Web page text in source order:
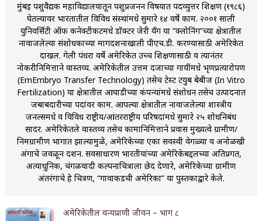
चमकदार चांदी
आदिवासींचा डॉक्टर, समाजसेवेचा ध्यास : डॉ. राहुल
जोशी
डेंग्यू: ताप उतरला म्हणजे धोका टळला असे नाही!
४ जुलै – इतिहासात घडलेल्या महत्त्वाच्या घटना
सुवर्ण – झळाळी
‘अर्थ’पूर्ण हास्य
अष्टपैलू : खंडू रांगणेकर
अपूर्ण कथा
मुंबई पशुवैद्यक महाविद्यालयातून पशुप्रजनन विषयात पदव्युत्तर शिक्षण (१९८६)
घेतल्यावर भारतातील विविध संस्थांमधे सुमारे १४ वर्षे काम. २००१ साली
युनिवर्सिटी ऑफ कनेक्टीकटमधे डॉक्टर जेरी यॅंग या “क्लोनिंग”च्या क्षेत्रातील
नावाजलेल्या संशोधकाच्या मार्गदर्शनाखाली पीएच.डी. करण्यासाठी अमेरिकेत
दाखल. गेली पंधरा वर्षे अमेरिकेत उच्च शिक्षणासाठी व त्यानंतर
नोकरीनिमित्ताने वास्तव्य. अमेरिकेतील उत्तम दर्जाच्या गायींमधे भृणप्रत्यारोपण
(EmEmbryo Transfer Technology) तसेच टेस्ट टयुब बेबीज (In Vitro
Fertilization) या क्षेत्रातील आघाडीच्या कंपन्यांमधे संशोधन तसेच उत्पादनात
जबाबदारीच्या पदांवर काम. आपल्या क्षेत्रातील नावाजलेल्या शास्त्रीय
जर्नल्समधे व विविध राष्ट्रीय/आंतरराष्ट्रीय परिषदांमधे सुमारे २५ शोधनिबंध
सादर. अमेरिकेतले वास्तव्य तसेच कामानिमित्ताने प्रवास मुख्यत्वे ग्रामीण/
निमग्रामीण भागात झाल्यामुळे, अमेरिकेच्या एका सर्वस्वी वेगळ्या व अनोळखी
अंगाचे जवळून दर्शन. सर्वसाधारण भारतीयांच्या अमेरिकेबद्दलच्या अतिप्रगत,
अत्याधुनिक, चंगळवादी कल्पनाचित्राला छेद देणारे, अमेरिकेच्या ग्रामीण
अंतरंगाचे हे चित्रण, “गावाकडची अमेरिका” या पुस्तकाद्वारे केले.
अमेरिकेतील वन्यप्राणी जीवन – भाग ८